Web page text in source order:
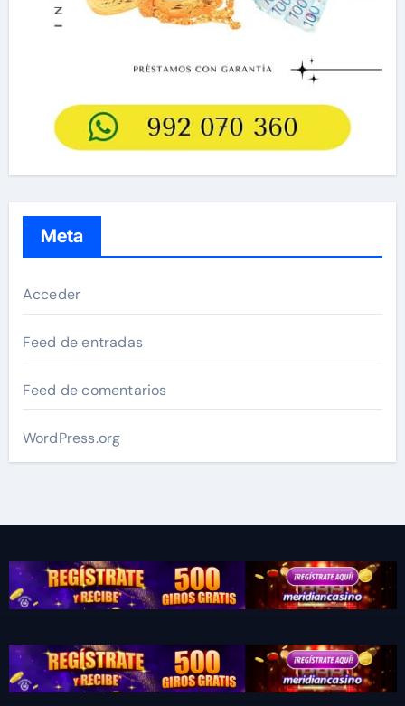
Meta
Acceder
Feed de entradas
Feed de comentarios
WordPress.org